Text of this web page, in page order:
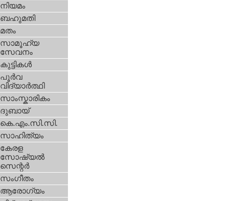
നിയമം
ബഹുമതി
മതം
സാമൂഹ്യ
സേവനം
കുട്ടികള്‍
പൂര്‍വ
വിദ്യാര്‍ത്ഥി
സാംസ്കാരികം
ദുബായ്‌
കെ.എം.സി.സി.
സാഹിത്യം
കേരള
സോഷ്യല്‍
സെന്റര്‍
സംഗീതം
ആരോഗ്യം